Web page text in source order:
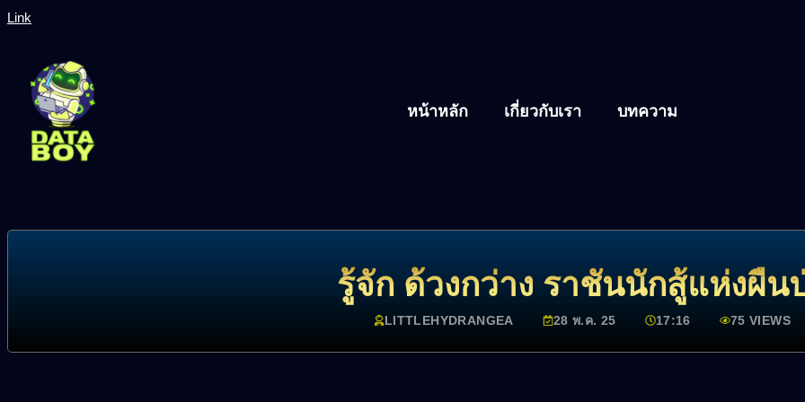
Link
หน้าหลัก เกี่ยวกับเรา บทความ
รู้จัก ด้วงกว่าง ราชันนักสู้แห่งผืน
LITTLEHYDRANGEA 28 พ.ค. 25 17:16 75 VIEWS